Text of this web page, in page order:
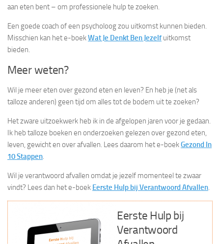
aan eten bent – om professionele hulp te zoeken.
Een goede coach of een psycholoog zou uitkomst kunnen bieden.
Misschien kan het e-boekWat Je Denkt Ben Jezelf uitkomst
bieden.
Meer weten?
Wil je meer eten over gezond eten en leven? En heb je (net als
talloze anderen) geen tijd om alles tot de bodem uit te zoeken?
Het zware uitzoekwerk heb ik in de afgelopen jaren voor je gedaan.
Ik heb talloze boeken en onderzoeken gelezen over gezond eten,
leven, gewicht en over afvallen. Lees daarom het e-boekGezond In
10 Stappen.
Wil je verantwoord afvallen omdat je jezelf momenteel te zwaar
vindt? Lees dan het e-boek Eerste Hulp bij Verantwoord Afvallen.
Eerste Hulp bij
Verantwoord